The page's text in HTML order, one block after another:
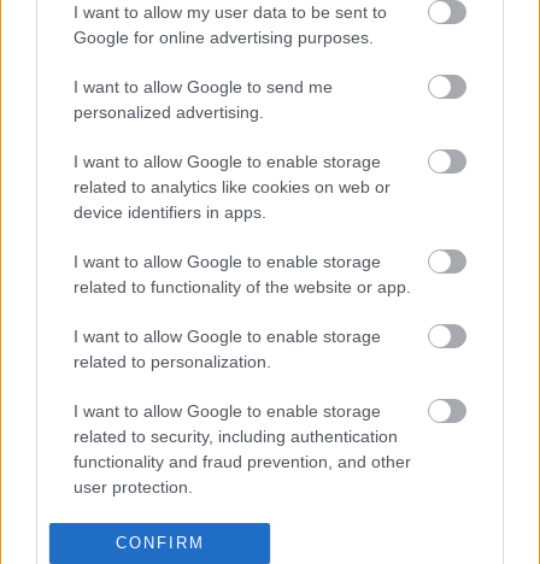
I want to allow my user data to be sent to
Google for online advertising purposes.
I want to allow Google to send me
personalized advertising.
I want to allow Google to enable storage
related to analytics like cookies on web or
device identifiers in apps.
I want to allow Google to enable storage
related to functionality of the website or app.
I want to allow Google to enable storage
related to personalization.
I want to allow Google to enable storage
related to security, including authentication
functionality and fraud prevention, and other
user protection.
CONFIRM
Tetszett a cikk? Megosztanád?
CÍMKÉK: #FOCI-VB #MAROKKÓ
Autópiac
Üzemanyag: Dízel